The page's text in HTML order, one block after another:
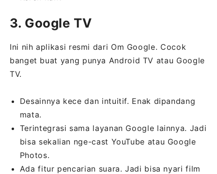
3. Google TV
Ini nih aplikasi resmi dari Om Google. Cocok
banget buat yang punya Android TV atau Google
TV.
Desainnya kece dan intuitif. Enak dipandang
mata.
Terintegrasi sama layanan Google lainnya. Jadi
bisa sekalian nge-cast YouTube atau Google
Photos.
Ada fitur pencarian suara. Jadi bisa nyari film